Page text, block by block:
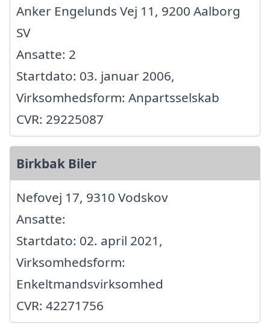
Anker Engelunds Vej 11, 9200 Aalborg
SV
Ansatte: 2
Startdato: 03. januar 2006,
Virksomhedsform: Anpartsselskab
CVR: 29225087
Birkbak Biler
Nefovej 17, 9310 Vodskov
Ansatte:
Startdato: 02. april 2021,
Virksomhedsform:
Enkeltmandsvirksomhed
CVR: 42271756